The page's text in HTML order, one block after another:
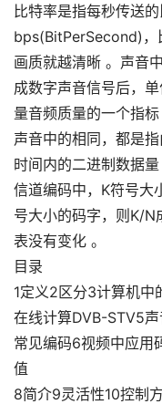
比特率是指每秒传送
bps(BitPerSecond)，
画质就越清晰 。声音
成数字声音信号后，
量音频质量的一个指
声音中的相同，都是
时间内的二进制数据量
信道编码中，K符号大
号大小的码字，则K/N
表没有变化 。
目录
1定义2区分3计算机中
在线计算DVB-STV5
常见编码6视频中应用
值
8简介9灵活性10控制